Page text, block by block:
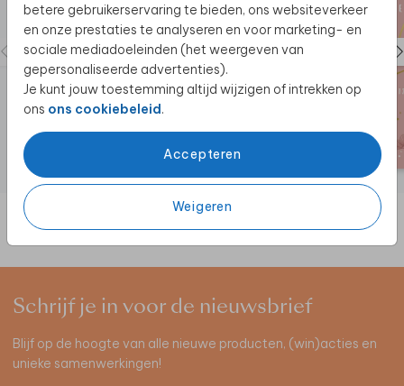
betere gebruikerservaring te bieden, ons websiteverkeer
en onze prestaties te analyseren en voor marketing- en
sociale mediadoeleinden (het weergeven van
gepersonaliseerde advertenties).
Je kunt jouw toestemming altijd wijzigen of intrekken op
ons ons cookiebeleid.
Accepteren
Weigeren
Schrijf je in voor de nieuwsbrief
Blijf op de hoogte van alle nieuwe producten, (win)acties en
unieke samenwerkingen!